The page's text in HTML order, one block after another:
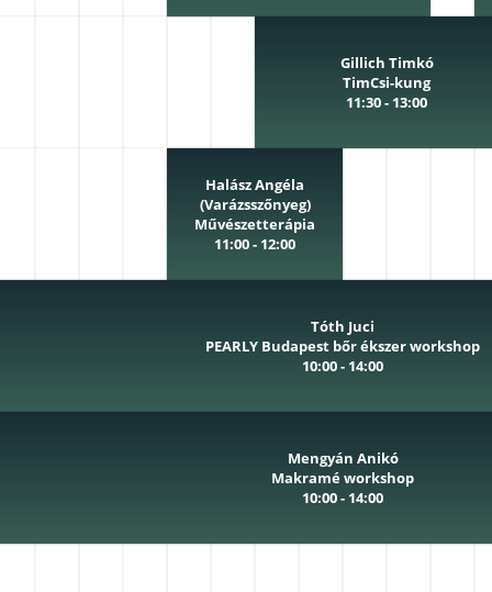
Gillich Timkó
TimCsi-kung
11:30 - 13:00
Halász Angéla
(Varázsszőnyeg)
Művészetterápia
11:00 - 12:00
Tóth Juci
PEARLY Budapest bőr ékszer workshop
10:00 - 14:00
Mengyán Anikó
Makramé workshop
10:00 - 14:00